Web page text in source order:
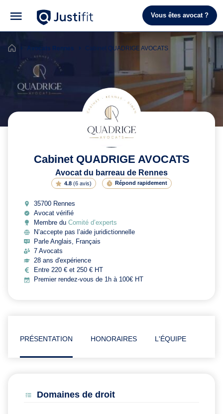
Vous êtes avocat ?
Avocats Rennes Cabinet QUADRIGE AVOCATS
Cabinet QUADRIGE AVOCATS
Avocat du barreau de Rennes
4.8 (6 avis) Répond rapidement
35700 Rennes
Avocat vérifié
Membre du Comité d’experts
N’accepte pas l’aide juridictionnelle
Parle Anglais, Français
7 Avocats
28 ans d'expérience
Entre 220 € et 250 € HT
Premier rendez-vous de 1h à 100€ HT
PRÉSENTATION HONORAIRES L'ÉQUIPE
Domaines de droit